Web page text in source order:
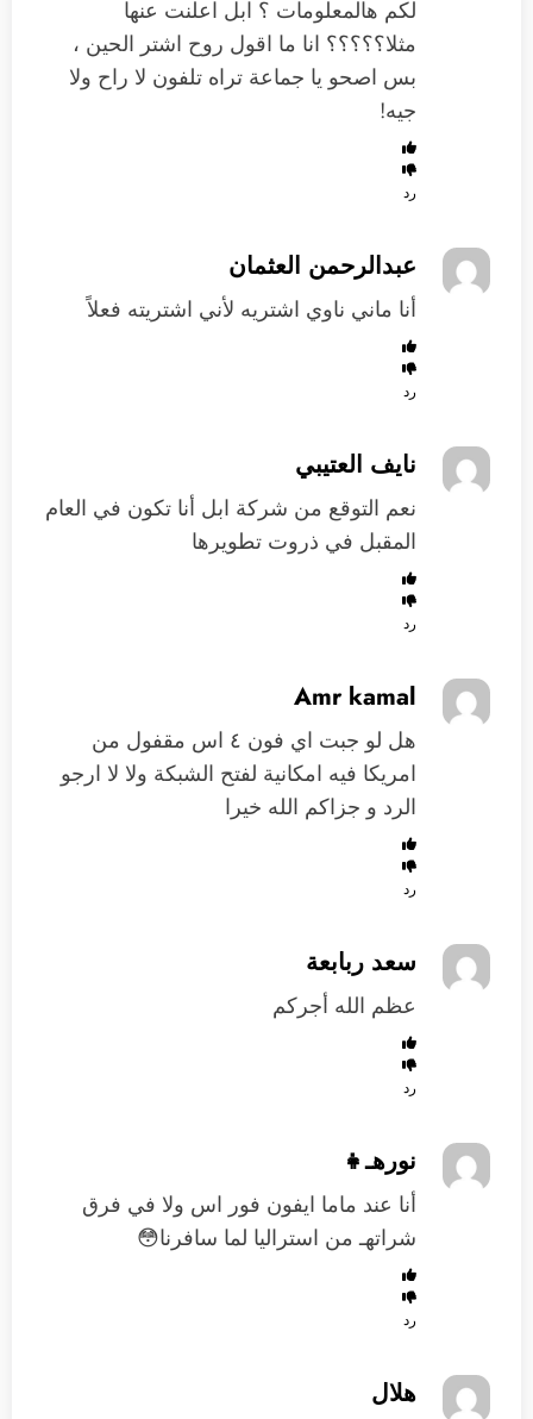
لكم هالمعلومات ؟ ابل اعلنت عنها
مثلا؟؟؟؟؟ انا ما اقول روح اشتر الحين ،
بس اصحو يا جماعة تراه تلفون لا راح ولا
جيه!
رد
عبدالرحمن العثمان
أنا ماني ناوي اشتريه لأني اشتريته فعلاً
رد
نايف العتيبي
نعم التوقع من شركة ابل أنا تكون في العام
المقبل في ذروت تطويرها
رد
Amr kamal
هل لو جبت اي فون ٤ اس مقفول من
امريكا فيه امكانية لفتح الشبكة ولا لا ارجو
الرد و جزاكم الله خيرا
رد
سعد ربابعة
عظم الله أجركم
رد
نورهـ👧
أنا عند ماما ايفون فور اس ولا في فرق
شراتهـ من استراليا لما سافرنا😳
رد
هلال